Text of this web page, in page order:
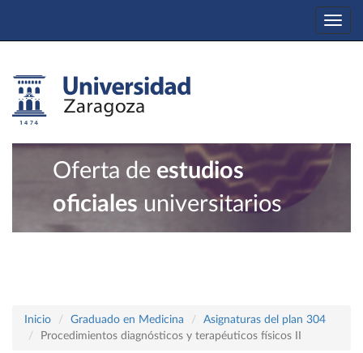
Oferta de estudios
oficiales universitarios
Inicio Graduado en Medicina
Asignaturas del plan 304
Procedimientos diagnósticos y terapéuticos físicos II